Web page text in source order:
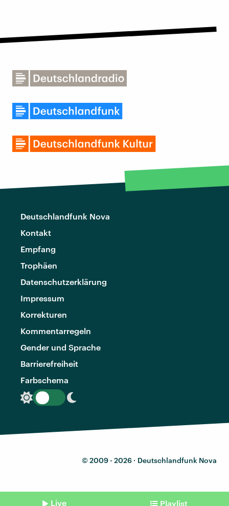
Deutschlandfunk Nova
Kontakt
Empfang
Trophäen
Datenschutzerklärung
Impressum
Korrekturen
Kommentarregeln
Gender und Sprache
Barrierefreiheit
Farbschema
© 2009 - 2026 · Deutschlandfunk Nova
Live Playlist